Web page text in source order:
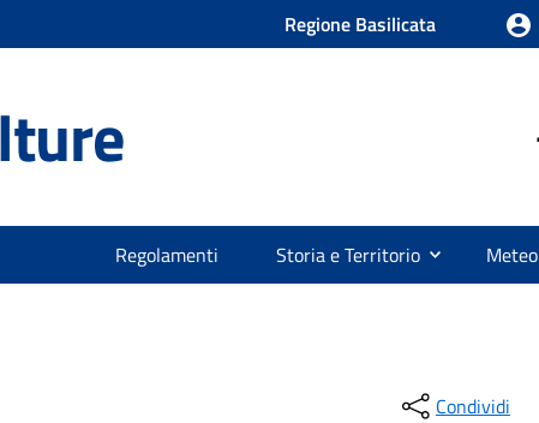
Regione Basilicata
Regolamenti Storia e Territorio Meteo
Condividi